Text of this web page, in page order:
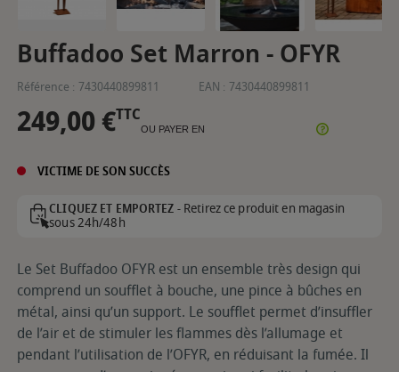
Buffadoo Set Marron - OFYR
Référence : 7430440899811 EAN : 7430440899811
249,00 €TTC
OU PAYER EN
VICTIME DE SON SUCCÈS
CLIQUEZ ET EMPORTEZ -Retirez ce produit en magasin
sous 24h/48h
Le Set Buffadoo OFYR est un ensemble très design qui
comprend un soufflet à bouche, une pince à bûches en
métal, ainsi qu’un support. Le soufflet permet d’insuffler
de l’air et de stimuler les flammes dès l’allumage et
pendant l’utilisation de l’OFYR, en réduisant la fumée. Il